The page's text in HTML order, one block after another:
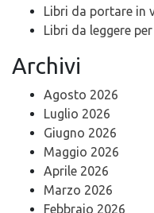
Libri da portare in
Libri da leggere
Archivi
Agosto 2026
Luglio 2026
Giugno 2026
Maggio 2026
Aprile 2026
Marzo 2026
Febbraio 2026